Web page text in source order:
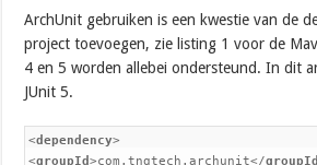
ArchUnit gebruiken is een kwestie van de
project toevoegen, zie listing 1 voor de
4 en 5 worden allebei ondersteund. In dit
JUnit 5.
<dependency>
<groupId>com.tngtech.archunit</